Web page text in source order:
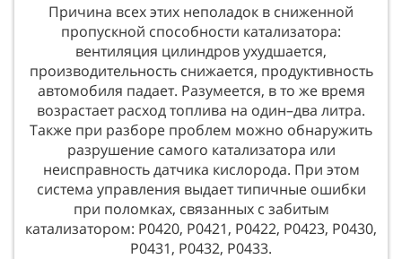
Причина всех этих неполадок в сниженной
пропускной способности катализатора:
вентиляция цилиндров ухудшается,
производительность снижается, продуктивность
автомобиля падает. Разумеется, в то же время
возрастает расход топлива на один–два литра.
Также при разборе проблем можно обнаружить
разрушение самого катализатора или
неисправность датчика кислорода. При этом
система управления выдает типичные ошибки
при поломках, связанных с забитым
катализатором: Р0420, Р0421, Р0422, Р0423, Р0430,
Р0431, Р0432, Р0433.